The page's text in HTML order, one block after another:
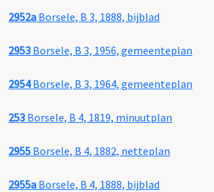
2952a Borsele, B 3, 1888, bijblad
2953 Borsele, B 3, 1956, gemeenteplan
2954Borsele, B 3, 1964, gemeenteplan
253 Borsele, B 4, 1819, minuutplan
2955 Borsele, B 4, 1882, netteplan
2955a Borsele, B 4, 1888, bijblad